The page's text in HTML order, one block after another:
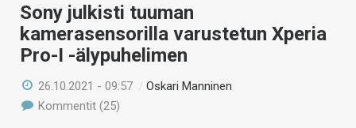
HAKU
Sony julkisti tuuman
kamerasensorilla varustetun Xperia
Pro-I -älypuhelimen
26.10.2021 - 09:57 /Oskari Manninen
Kommentit (25)